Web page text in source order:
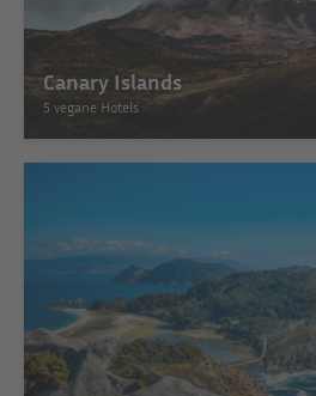
Canary Islands
5 vegane Hotels